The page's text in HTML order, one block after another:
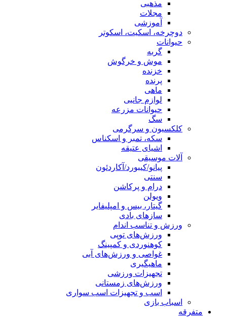
مذهبی
مجلات
آموزشی
دوچرخه، اسکیت، اسکوتر
حیوانات
گربه
موش و خرگوش
خزنده
پرنده
ماهی
لوازم جانبی
حیوانات مزرعه
سگ
کلکسیون و سرگرمی
سکه، تمبر و اسکناس
اشیای عتیقه
آلات موسیقی
پیانو/کیبورد/آکاردئون
سنتی
درام و پرکاشن
ویولن
گیتار، بیس و امپلیفایر
سازهای بادی
ورزش و تناسب اندام
ورزش‌های توپی
کوهنوردی و کمپینگ
غواصی و ورزش‌های آبی
ماهیگیری
تجهیزات ورزشی
ورزش‌های زمستانی
اسب و تجهیزات اسب سواری
اسباب‌ بازی
متفرقه